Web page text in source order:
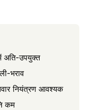
उपयुक्त
भराव
नियंत्रण आवश्यक
कम